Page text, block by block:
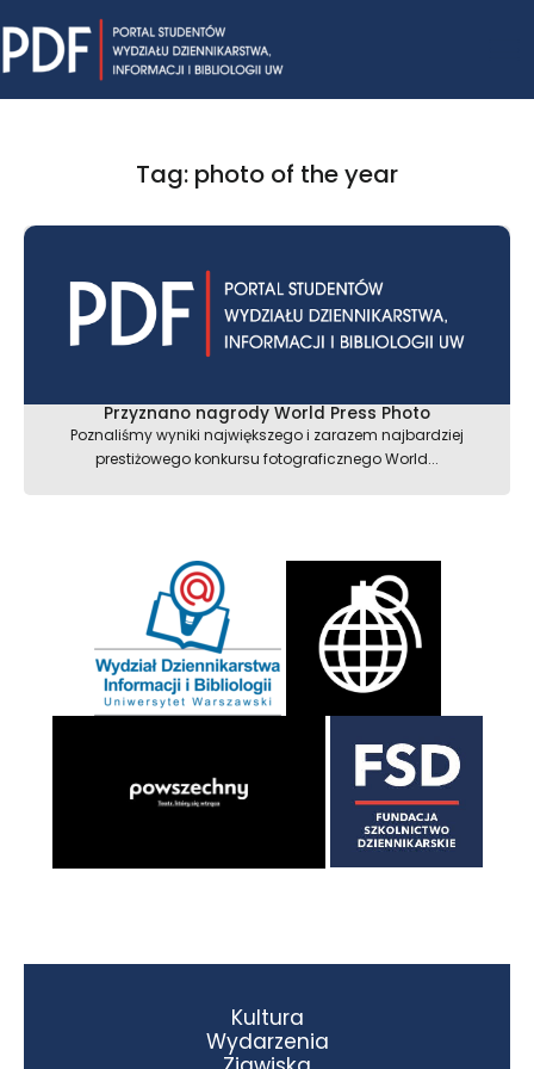
to
content
Tag: photo of the year
Przyznano nagrody World Press Photo
Poznaliśmy wyniki największego i zarazem najbardziej
prestiżowego konkursu fotograficznego World...
Kultura
Wydarzenia